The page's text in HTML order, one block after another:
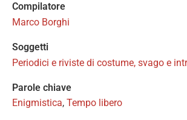
Compilatore
Marco Borghi
Soggetti
Periodici e riviste di costume, svago e
Parole chiave
Enigmistica, Tempo libero